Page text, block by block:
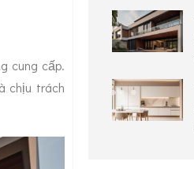
cung cấp.
chịu trách